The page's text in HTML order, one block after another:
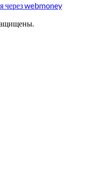
через webmoney